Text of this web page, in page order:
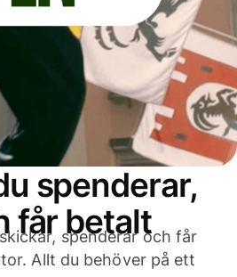
spenderar,
får betalt
spenderar och får
Allt du behöver på ett